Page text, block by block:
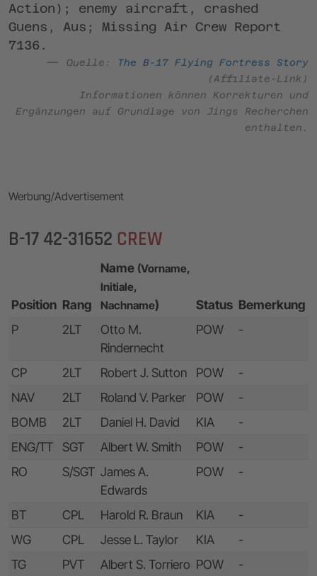
Action); enemy aircraft, crashed
Guens, Aus; Missing Air Crew Report
7136.
Quelle:
The B-17 Flying Fortress Story
(Affiliate-Link)
Informationen können Korrekturen und
Ergänzungen auf Grundlage von Jings Recherchen
enthalten.
Werbung/Advertisement
B-17 42-31652 CREW
Position Rang
Name (Vorname,
Initiale,
Nachname) Status Bemerkung
P
2LT
Otto M.
Rindernecht
POW -
CP 2LT Robert J. Sutton POW
-
NAV
2LT Roland V. Parker POW
-
BOMB
2LT Daniel H. David KIA
-
ENG/TT
SGT Albert W. Smith POW
-
RO
S/SGT James A.
Edwards
POW -
BT CPL Harold R. Braun KIA
-
WG
CPL Jesse L. Taylor KIA
-
TG
PVT Albert S. Torriero POW -